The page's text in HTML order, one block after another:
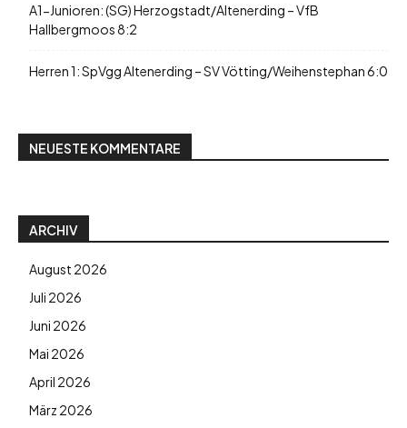
A1-Junioren: (SG) Herzogstadt/Altenerding – VfB
Hallbergmoos 8:2
Herren 1: SpVgg Altenerding – SV Vötting/Weihenstephan 6:0
NEUESTE KOMMENTARE
ARCHIV
August 2026
Juli 2026
Juni 2026
Mai 2026
April 2026
März 2026